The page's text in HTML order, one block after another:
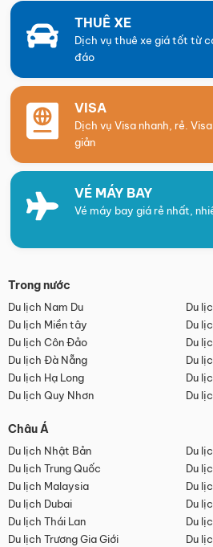
THUÊ XE
Dịch vụ thuê xe giá tốt từ
đáo
VISA
Dịch vụ Visa nhanh, rẻ.
giản
VÉ MÁY BAY
Vé máy bay giá rẻ nhất,
Trong nước
Du lịch Nam Du
Du
Du lịch Miền tây
Du
Du lịch Côn Đảo
Du
Du lịch Đà Nẵng
Du
Du lịch Hạ Long
Du
Du lịch Quy Nhơn
Du
Châu Á
Du lịch Nhật Bản
Du
Du lịch Trung Quốc
Du
Du lịch Malaysia
Du
Du lịch Dubai
Du
Du lịch Thái Lan
Du
Du lịch Trương Gia Giới
Du